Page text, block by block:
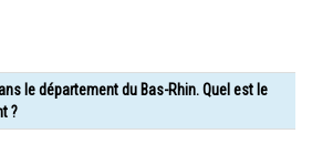
le département du Bas-Rhin. Quel est le
?